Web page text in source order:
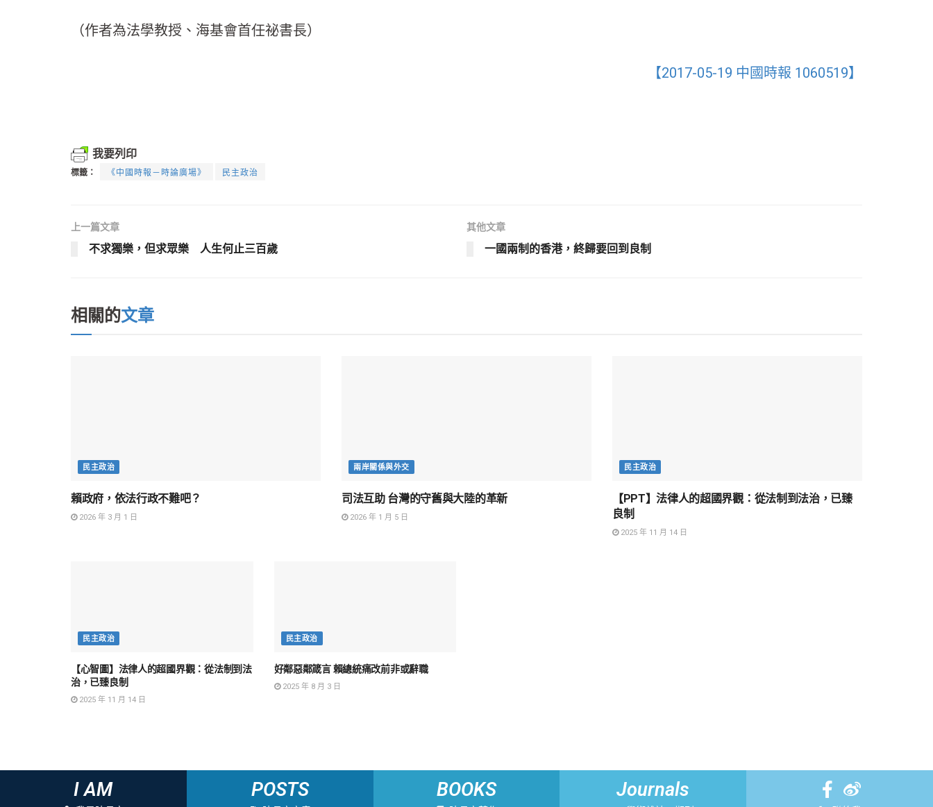
（作者為法學教授、海基會首任祕書長）
【2017-05-19 中國時報 1060519】
我要列印
標籤： 《中國時報－時論廣場》 民主政治
上一篇文章
不求獨樂，但求眾樂 人生何止三百歲
其他文章
一國兩制的香港，終歸要回到良制
相關的文章
民主政治
賴政府，依法行政不難吧？
2026 年 3 月 1 日
兩岸關係與外交
司法互助 台灣的守舊與大陸的革新
2026 年 1 月 5 日
民主政治
【PPT】法律人的超國界觀：從法制到法治，已臻
良制
2025 年 11 月 14 日
民主政治
【心智圖】法律人的超國界觀：從法制到法
治，已臻良制
2025 年 11 月 14 日
民主政治
好鄰惡鄰箴言 賴總統痛改前非或辭職
2025 年 8 月 3 日
I AM POSTS BOOKS Journals